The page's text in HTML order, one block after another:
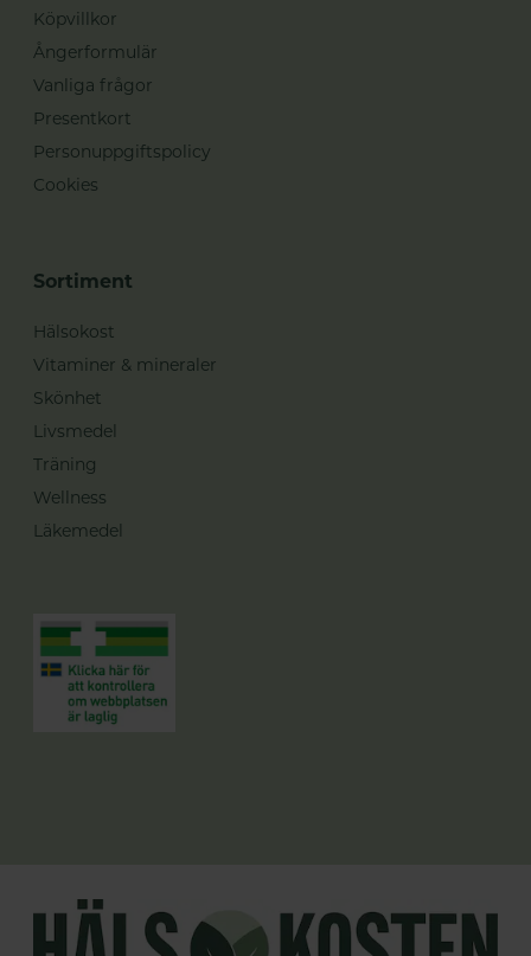
Köpvillkor
Ångerformulär
Vanliga frågor
Presentkort
Personuppgiftspolicy
Cookies
Sortiment
Hälsokost
Vitaminer & mineraler
Skönhet
Livsmedel
Träning
Wellness
Läkemedel